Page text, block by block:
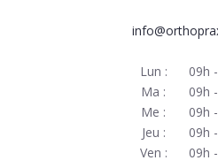
Lun :
09h
Ma :
09h
Me :
09h
Jeu :
09h
Ven :
09h